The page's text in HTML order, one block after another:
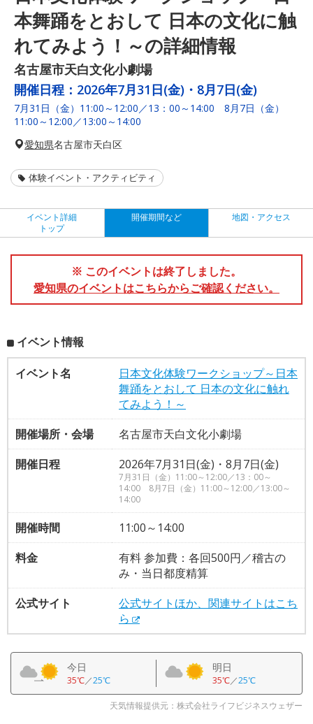
本舞踊をとおして 日本の文化に触
れてみよう！～の詳細情報
名古屋市天白文化小劇場
開催日程： 2026年7月31日(金)・8月7日(金)
7月31日（金）11:00～12:00／13：00～14:00 8月7日（金）
11:00～12:00／13:00～14:00
愛知県名古屋市天白区
体験イベント・アクティビティ
イベント詳細
トップ
開催期間など 地図・アクセス
※ このイベントは終了しました。
愛知県のイベントはこちらからご確認ください。
イベント情報
イベント名
日本文化体験ワークショップ～日本
舞踊をとおして 日本の文化に触れ
てみよう！～
開催場所・会場
名古屋市天白文化小劇場
開催日程
2026年7月31日(金)・8月7日(金)
7月31日（金）11:00～12:00／13：00～
14:00 8月7日（金）11:00～12:00／13:00～
14:00
開催時間
11:00～14:00
料金
有料 参加費：各回500円／稽古の
み・当日都度精算
公式サイト
公式サイトほか、関連サイトはこち
ら
今日
35℃／25℃
明日
35℃／25℃
天気情報提供元：株式会社ライフビジネスウェザー